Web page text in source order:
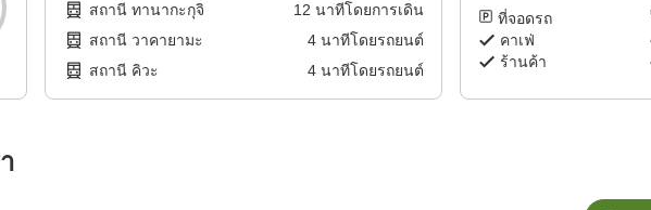
สถานี ทานากะกุจิ 12 นาทีโดยการเดิน
สถานี วาคายามะ
4นาทีโดยรถยนต์
สถานี คิวะ
4นาทีโดยรถยนต์
ที่จอดรถ
คาเฟ่
ร้านค้า